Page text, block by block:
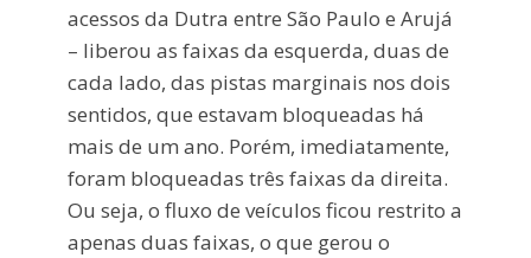
acessos da Dutra entre São Paulo e Arujá
– liberou as faixas da esquerda, duas de
cada lado, das pistas marginais nos dois
sentidos, que estavam bloqueadas há
mais de um ano. Porém, imediatamente,
foram bloqueadas três faixas da direita.
Ou seja, o fluxo de veículos ficou restrito a
apenas duas faixas, o que gerou o